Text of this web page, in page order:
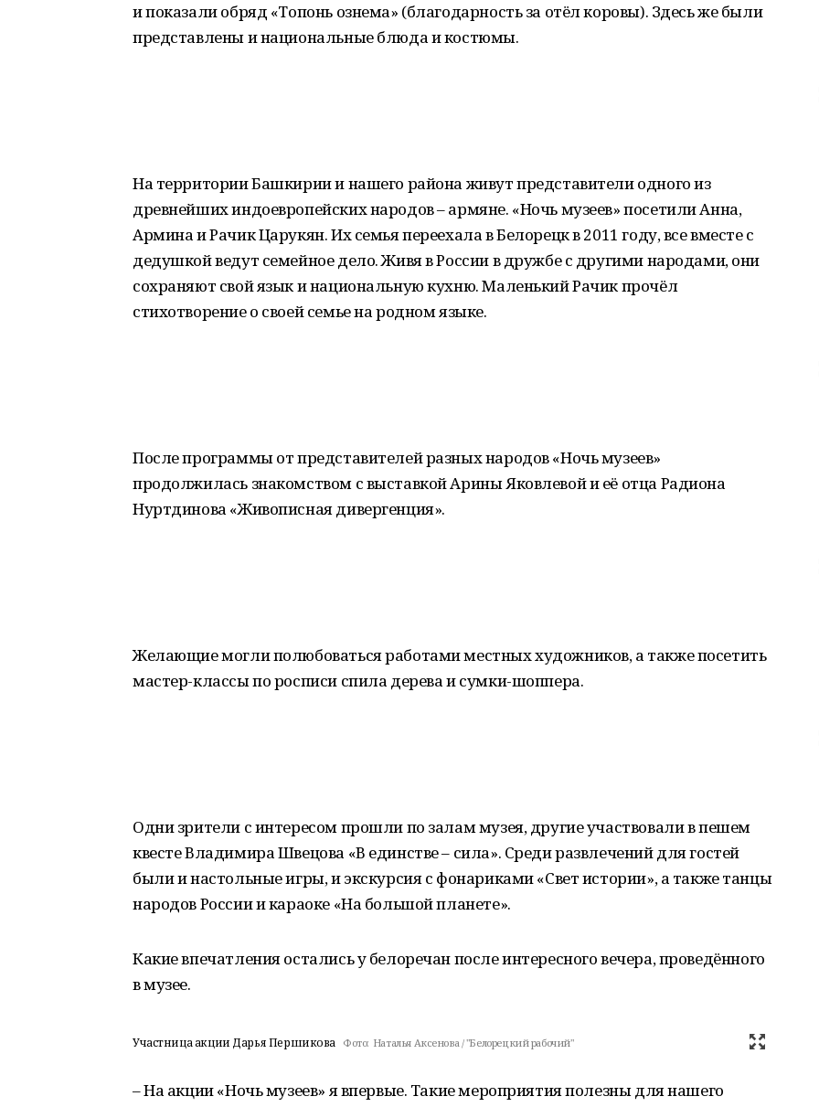
и показали обряд «Топонь ознема» (благодарность за отёл коровы). Здесь же были
представлены и национальные блюда и костюмы.
На территории Башкирии и нашего района живут представители одного из
древнейших индоевропейских народов – армяне. «Ночь музеев» посетили Анна,
Армина и Рачик Царукян. Их семья переехала в Белорецк в 2011 году, все вместе с
дедушкой ведут семейное дело. Живя в России в дружбе с другими народами, они
сохраняют свой язык и национальную кухню. Маленький Рачик прочёл
стихотворение о своей семье на родном языке.
После программы от представителей разных народов «Ночь музеев»
продолжилась знакомством с выставкой Арины Яковлевой и её отца Радиона
Нуртдинова «Живописная дивергенция».
Желающие могли полюбоваться работами местных художников, а также посетить
мастер-классы по росписи спила дерева и сумки-шоппера.
Одни зрители с интересом прошли по залам музея, другие участвовали в пешем
квесте Владимира Швецова «В единстве – сила». Среди развлечений для гостей
были и настольные игры, и экскурсия с фонариками «Свет истории», а также танцы
народов России и караоке «На большой планете».
Какие впечатления остались у белоречан после интересного вечера, проведённого
в музее.
Участница акции Дарья Першикова Фото: Наталья Аксенова / "Белорецкий рабочий"
– На акции «Ночь музеев» я впервые. Такие мероприятия полезны для нашего